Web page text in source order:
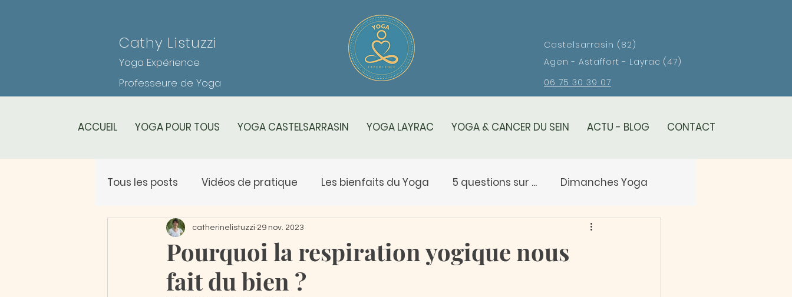
Cathy Listuzzi
Professeure de Yoga
Yoga Expérience
Castelsarrasin (82)
Agen - Astaffort - Layrac (47)
06 75 30 39 07
ACCUEIL YOGA POUR TOUS YOGA CASTELSARRASIN YOGA LAYRAC YOGA & CANCER DU SEIN ACTU - BLOG CONTACT
Tous les posts Vidéos de pratique Les bienfaits du Yoga 5 questions sur ... Dimanches Yoga
Planning des cours Les spécificités du yoga
Pourquoi la respiration yogique nous
fait du bien ?
catherinelistuzzi 29 nov. 2023